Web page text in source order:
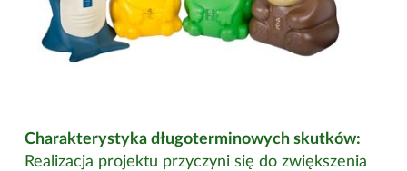
Charakterystyka długoterminowych skutków:
Realizacja projektu przyczyni się do zwiększenia